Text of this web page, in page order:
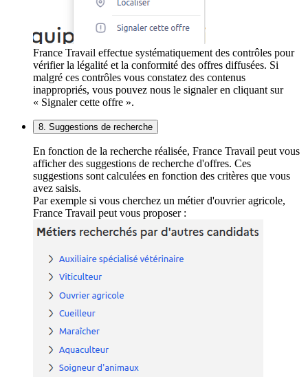
France Travail effectue systématiquement des contrôles pour
vérifier la légalité et la conformité des offres diffusées. Si
malgré ces contrôles vous constatez des contenus
inappropriés, vous pouvez nous le signaler en cliquant sur
« Signaler cette offre ».
8. Suggestions de recherche
En fonction de la recherche réalisée, France Travail peut vous
afficher des suggestions de recherche d'offres. Ces
suggestions sont calculées en fonction des critères que vous
avez saisis.
Par exemple si vous cherchez un métier d'ouvrier agricole,
France Travail peut vous proposer :